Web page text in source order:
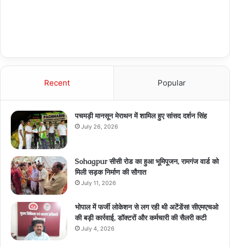
Recent Popular
पचमड़ी मानसून मेराथन में शामिल हुए सांसद दर्शन सिंह
July 26, 2026
Sohagpur सीसी रोड का हुआ भूमिपूजन, रामगंज वार्ड को
मिली सड़क निर्माण की सौगात
July 11, 2026
भोपाल में फर्जी लोकेशन से लग रही थी अटेंडेंस! सीएमएचओ
की बड़ी कार्रवाई, डॉक्टरों और कर्मचारी की सैलरी कटी
July 4, 2026